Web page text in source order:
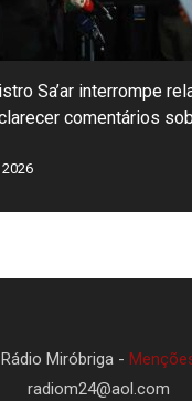
Sa’ar interrompe
comentários
Miróbriga -
radiom24@aol.com